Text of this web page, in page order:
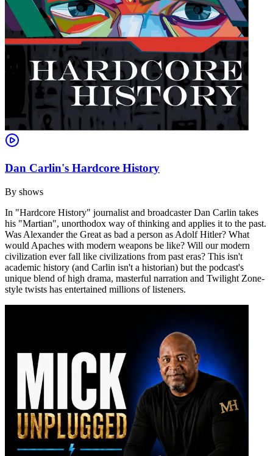
Dan Carlin's Hardcore History
By shows
In "Hardcore History" journalist and broadcaster Dan Carlin takes
his "Martian", unorthodox way of thinking and applies it to the past.
Was Alexander the Great as bad a person as Adolf Hitler? What
would Apaches with modern weapons be like? Will our modern
civilization ever fall like civilizations from past eras? This isn't
academic history (and Carlin isn't a historian) but the podcast's
unique blend of high drama, masterful narration and Twilight Zone-
style twists has entertained millions of listeners.